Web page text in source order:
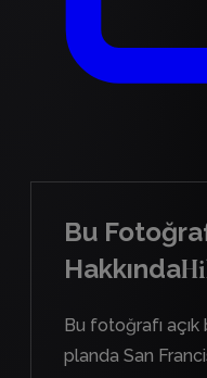
Bu
Hakkında
Bu fotoğrafı
planda San